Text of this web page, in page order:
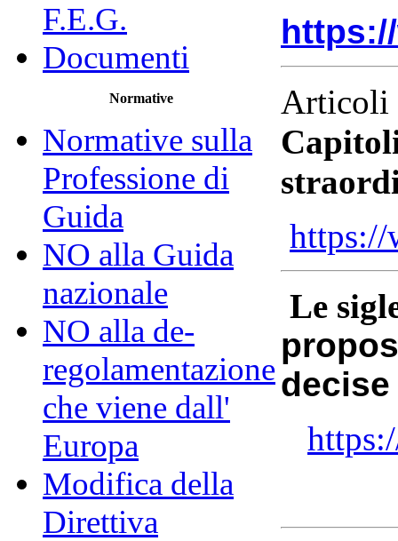
F.E.G.
Documenti
Normative
Normative sulla
Professione di
Guida
NO alla Guida
nazionale
NO alla de-
regolamentazione
che viene dall'
Europa
Modifica della
Direttiva
Articoli
https://
Le